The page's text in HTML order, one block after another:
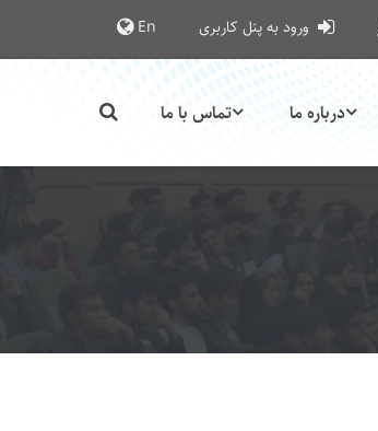
ورود به پنل کاربری En
درباره ما تماس با ما